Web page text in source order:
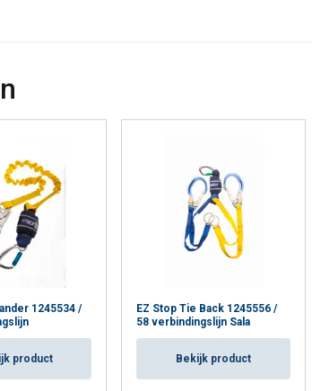
1245534 /
product
EZ Stop Tie Back 1245556 /
58 verbindingslijn Sala
Bekijk product